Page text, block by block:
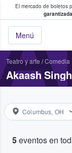
El mercado de boletos
Menú
fans
Teatro y arte /Comedia
Akaash
Columbus, OH
5eventos en